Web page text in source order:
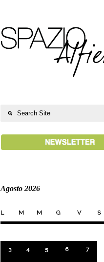
Agosto 2026
L M M G V S
3 4 5 6 7